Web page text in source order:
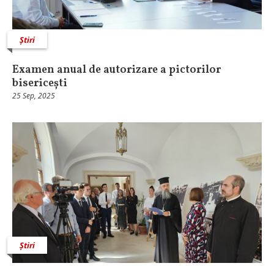
Știri
Examen anual de autorizare a pictorilor
bisericești
25 Sep, 2025
Știri